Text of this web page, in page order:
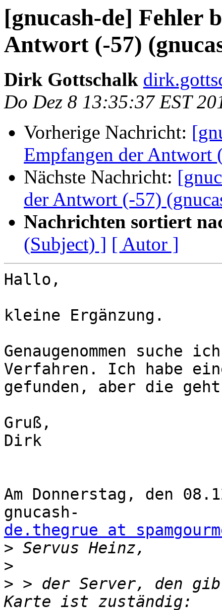
[gnucash-de] Fehler
Antwort (-57)
Dirk Gottschalk
Do Dez 8 13:35:37 EST
Vorherige Nachricht:
Empfangen der Antwort
Nächste Nachricht:
der Antwort (-57)
Nachrichten sortiert
(Subject) ] [ Autor ]
Hallo,
kleine Ergänzung.
Genaugenommen suche
Verfahren. Ich habe
gefunden, aber die
Gruß,
Dirk
Am Donnerstag, den
de.thegrue at
>
>
> > der Server, den